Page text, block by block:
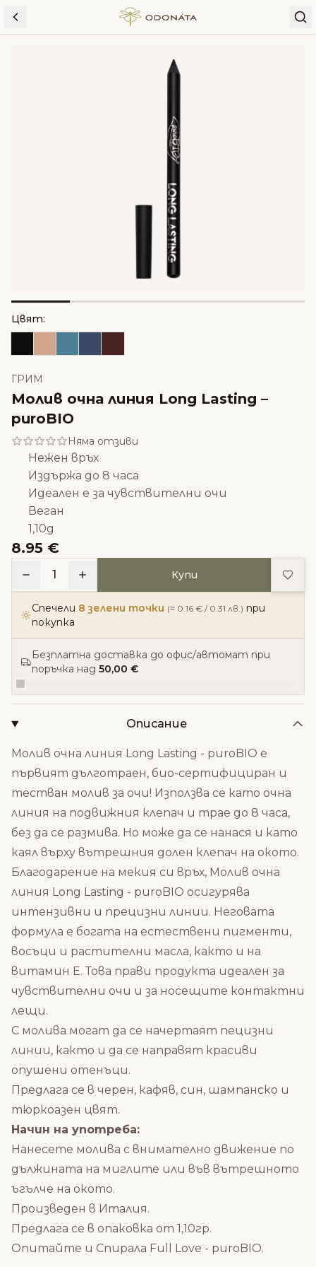
Skip to content
ГРИМ
Молив очна линия Long Lasting –
puroBIO
Няма отзиви
Нежен връх
Издържа до 8 часа
Идеален е за чувствителни очи
Веган
1,10g
8.95 €
Цвят:
1 Купи
Спечели 8 зелени точки (≈ 0.16 € / 0.31 лв.) при
покупка
Безплатна доставка до офис/автомат при
поръчка над 50,00 €
Описание
Молив очна линия Long Lasting - puroBIO е
първият дълготраен, био-сертифициран и
тестван молив за очи! Използва се като очна
линия на подвижния клепач и трае до 8 часа,
без да се размива. Но може да се нанася и като
каял върху вътрешния долен клепач на окото.
Благодарение на мекия си връх, Молив очна
линия Long Lasting - puroBIO осигурява
интензивни и прецизни линии. Неговата
формула е богата на естествени пигменти,
восъци и растителни масла, както и на
витамин Е. Това прави продукта идеален за
чувствителни очи и за носещите контактни
лещи.
С молива могат да се начертаят пецизни
линии, както и да се направят красиви
опушени отенъци.
Предлага се в черен, кафяв, син, шампанско и
тюркоазен цвят.
Начин на употреба:
Нанесете молива с внимателно движение по
дължината на миглите или във вътрешното
ъгълче на окото.
Произведен в Италия.
Предлага се в опаковка от 1,10гр.
Опитайте и Спирала Full Love - puroBIO.